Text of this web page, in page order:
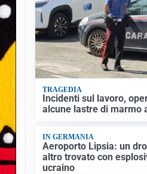
TRAGEDIA
Incidenti sul lavoro,
alcune lastre di marmo
IN GERMANIA
Aeroporto Lipsia: un
altro trovato con
ucraino